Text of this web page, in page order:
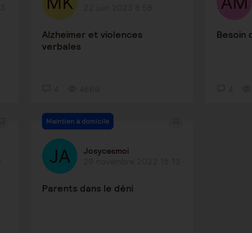
Alzheimer et violences
verbales
Besoin
Maintien à domicile
Josycesmoi
Parents dans le déni